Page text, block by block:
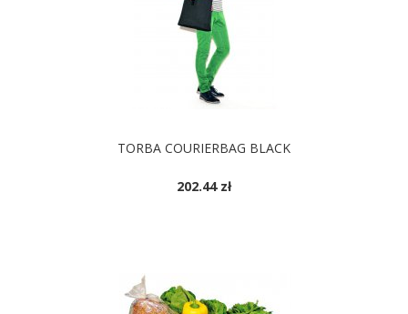
TORBA COURIERBAG BLACK
202.44 zł